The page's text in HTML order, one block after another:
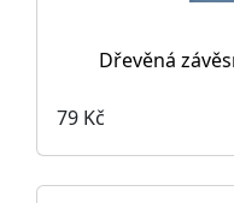
Dřevěná
79 Kč